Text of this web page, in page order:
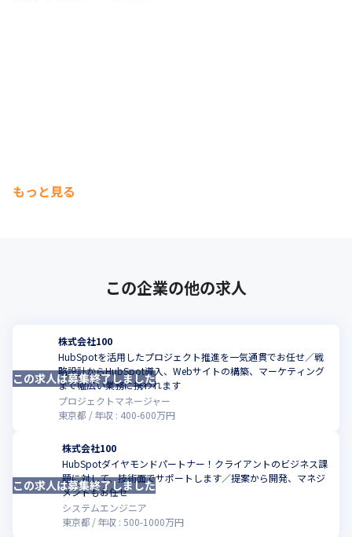
もっと見る
この企業の他の求人
株式会社100
HubSpotを活用したプロジェクト推進を一気通貫でお任せ／戦
略設計からHubSpot導入、Webサイトの構築、マーケティング
まで幅広い業務に携われます
プロジェクトマネージャー
東京都
年収 : 400-600万円
この求人は募集終了しました
株式会社100
HubSpotダイヤモンドパートナー！クライアントのビジネス課
題に対して、技術面でサポートします／提案から開発、マネジ
メントもお任せ
システムエンジニア
東京都
年収 :500-1000万円
この求人は募集終了しました